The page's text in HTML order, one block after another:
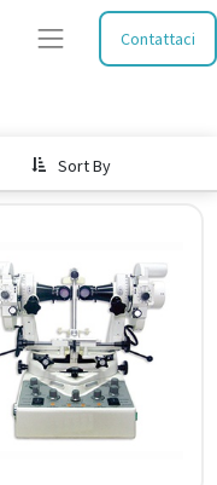
Contattaci
Sort By